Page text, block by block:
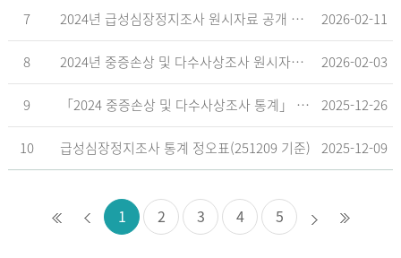
7 2024년 급성심장정지조사 원시자료 공개 알림 2026-02-11
8 2024년 중증손상 및 다수사상조사 원시자료 공개 알림 2026-02-03
9 「2024 중증손상 및 다수사상조사 통계」 공표 2025-12-26
10 급성심장정지조사 통계 정오표(251209 기준) 2025-12-09
1 2 3 4 5